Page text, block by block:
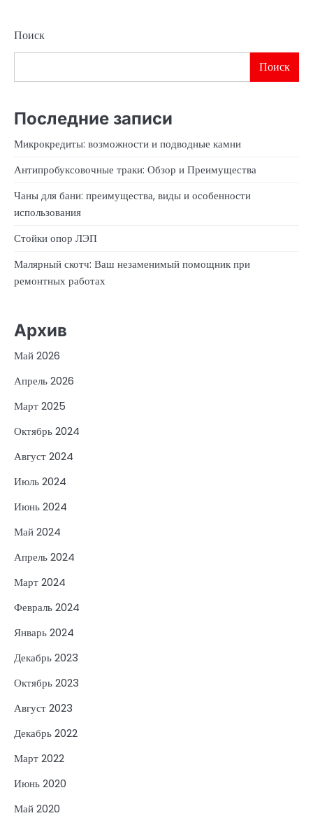
Поиск
Поиск
Последние записи
Микрокредиты: возможности и подводные камни
Антипробуксовочные траки: Обзор и Преимущества
Чаны для бани: преимущества, виды и особенности
использования
Стойки опор ЛЭП
Малярный скотч: Ваш незаменимый помощник при
ремонтных работах
Архив
Май 2026
Апрель 2026
Март 2025
Октябрь 2024
Август 2024
Июль 2024
Июнь 2024
Май 2024
Апрель 2024
Март 2024
Февраль 2024
Январь 2024
Декабрь 2023
Октябрь 2023
Август 2023
Декабрь 2022
Март 2022
Июнь 2020
Май 2020